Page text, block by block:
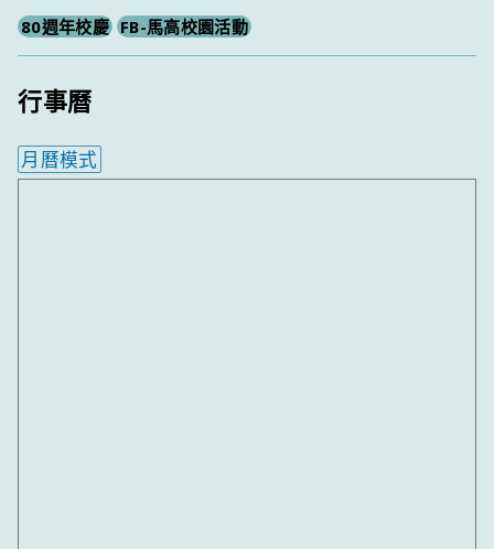
80週年校慶 FB-馬高校園活動
行事曆
月曆模式